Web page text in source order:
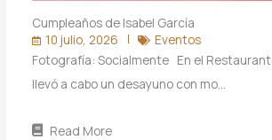
Cumpleaños de Isabel García
10 julio, 2026
Eventos
Fotografía: Socialmente En el
llevó a cabo un desayuno con mo…
Read More